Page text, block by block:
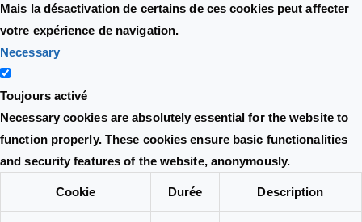
Mais la désactivation de certains de ces cookies peut affecter
votre expérience de navigation.
Necessary
Toujours activé
Necessary cookies are absolutely essential for the website to
function properly. These cookies ensure basic functionalities
and security features of the website, anonymously.
Cookie Durée Description